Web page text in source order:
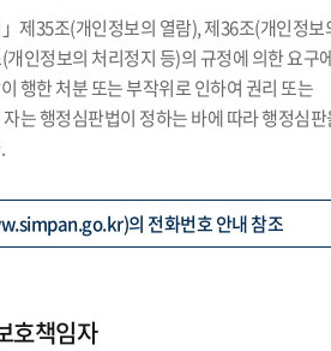
」제35조(개인정보의 열람), 제36조(개인정보
인정보의 처리정지 등)의 규정에 의한 요구
행한 처분 또는 부작위로 인하여 권리 또는
는 행정심판법이 정하는 바에 따라 행정심
의 전화번호 안내 참조
호책임자